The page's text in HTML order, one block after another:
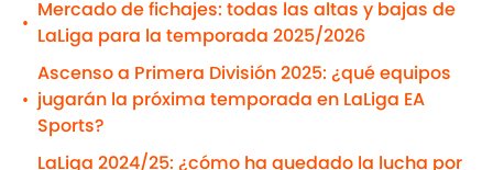
•
Mercado de fichajes: todas las altas y bajas de
LaLiga para la temporada 2025/2026
•
Ascenso a Primera División 2025: ¿qué equipos
jugarán la próxima temporada en LaLiga EA
Sports?
LaLiga 2024/25: ¿cómo ha quedado la lucha por